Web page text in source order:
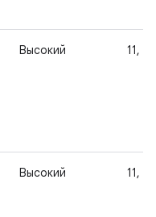
Высокий 11,
Высокий 11,